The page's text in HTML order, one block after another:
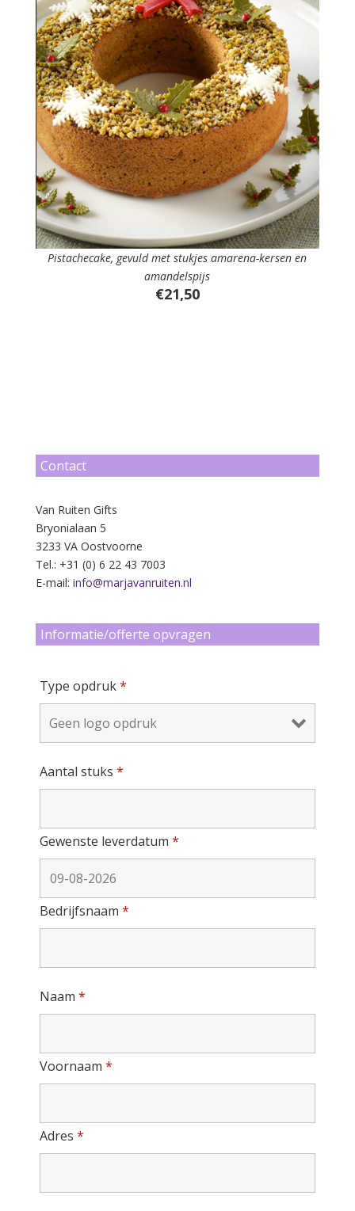
Pistachecake, gevuld met stukjes amarena-kersen en
amandelspijs
€21,50
Contact
Van Ruiten Gifts
Bryonialaan 5
3233 VA Oostvoorne
Tel.: +31 (0) 6 22 43 7003
E-mail: info@marjavanruiten.nl
Informatie/offerte opvragen
Type opdruk*
Aantal stuks *
Gewenste leverdatum *
Bedrijfsnaam *
Naam *
Voornaam *
Adres *